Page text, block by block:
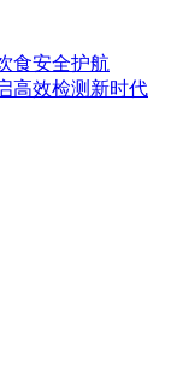
食安全护航
高效检测新时代